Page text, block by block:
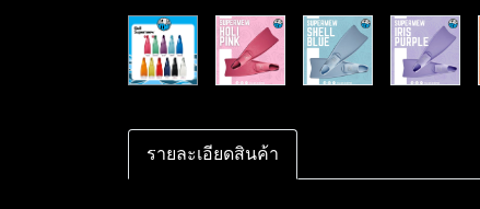
รายละเอียดสินค้า